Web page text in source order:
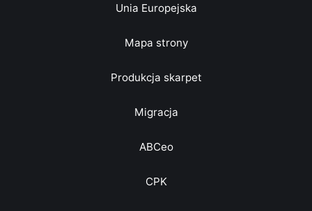
Unia Europejska
Mapa strony
Produkcja skarpet
Migracja
ABCeo
CPK